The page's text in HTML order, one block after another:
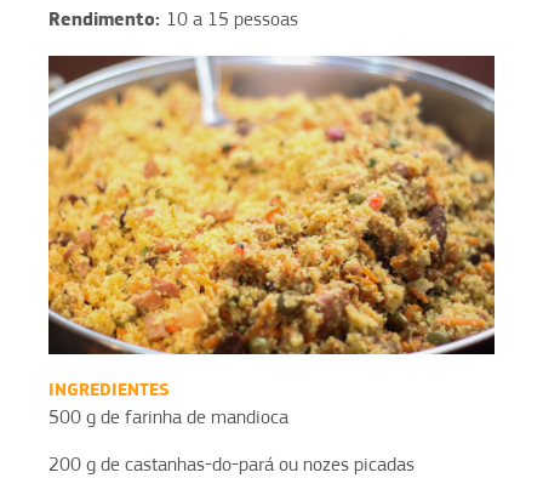
Rendimento: 10 a 15 pessoas
INGREDIENTES
500 g de farinha de mandioca
200 g de castanhas-do-pará ou nozes picadas